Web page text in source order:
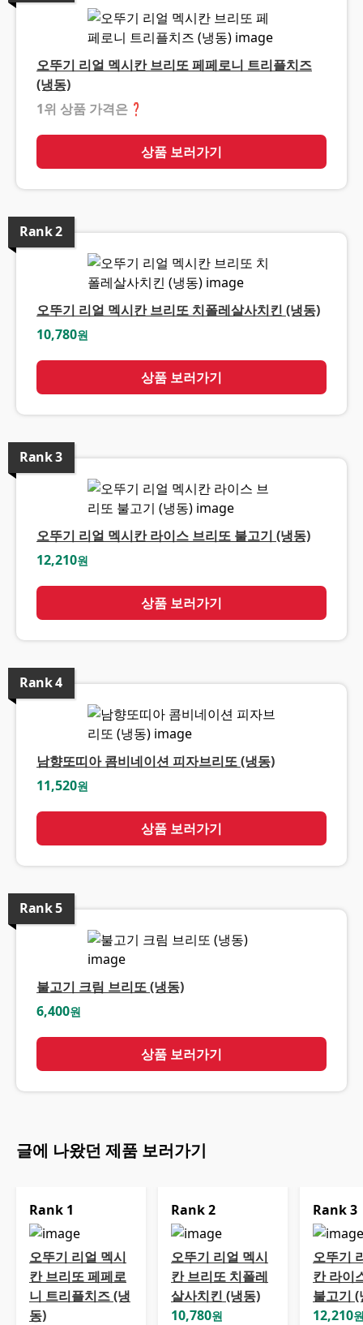
오뚜기 리얼 멕시칸 브리또 페페로니 트리플치즈
(냉동)
1위 상품 가격은 ❓
상품 보러가기
Rank2
오뚜기 리얼 멕시칸 브리또 치폴레살사치킨 (냉동)
10,780원
상품 보러가기
Rank3
오뚜기 리얼 멕시칸 라이스 브리또 불고기 (냉동)
12,210원
상품 보러가기
Rank4
남향또띠아 콤비네이션 피자브리또 (냉동)
11,520원
상품 보러가기
Rank5
불고기 크림 브리또 (냉동)
6,400원
상품 보러가기
글에 나왔던 제품 보러가기
Rank 1
오뚜기 리얼 멕시
칸 브리또 페페로
니 트리플치즈 (냉
동)
Rank2
오뚜기 리얼 멕시
칸 브리또 치폴레
살사치킨 (냉동)
10,780원
Rank3
오뚜기
칸 라이
불고기 (
12,210